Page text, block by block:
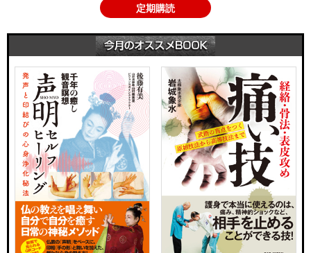
定期購読